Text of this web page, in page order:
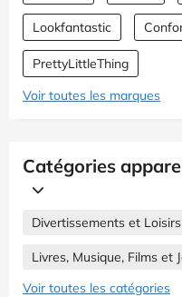
Lookfantastic
PrettyLittleThing
Voir toutes les marques
Catégories
Divertissements et Loisirs
Livres, Musique, Films et
Voir toutes les catégories